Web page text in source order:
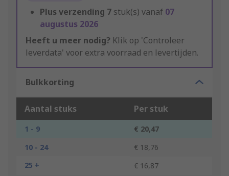
Plus verzending 7 stuk(s) vanaf 07
augustus 2026
Heeft u meer nodig? Klik op 'Controleer
leverdata' voor extra voorraad en levertijden.
Bulkkorting
Aantal stuks Per stuk
1 - 9
€ 20,47
10 - 24
€ 18,76
25 +
€ 16,87